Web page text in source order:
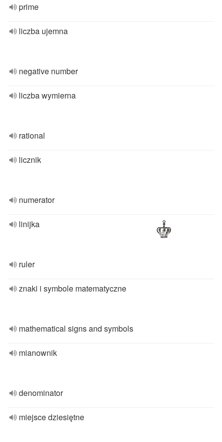
prime
liczba ujemna
negative number
liczba wymierna
rational
licznik
numerator
linijka
ruler
znaki i symbole matematyczne
mathematical signs and symbols
mianownik
denominator
miejsce dziesiętne